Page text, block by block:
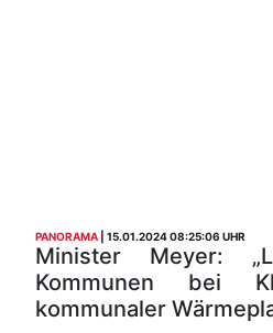
PANORAMA 15.01.2024 08:25:06 UHR
Minister Meyer:
Kommunen bei
kommunaler